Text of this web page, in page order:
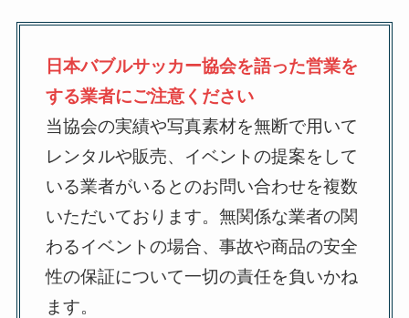
日本バブルサッカー協会を語った営業を
する業者にご注意ください
当協会の実績や写真素材を無断で用いて
レンタルや販売、イベントの提案をして
いる業者がいるとのお問い合わせを複数
いただいております。無関係な業者の関
わるイベントの場合、事故や商品の安全
性の保証について一切の責任を負いかね
ます。